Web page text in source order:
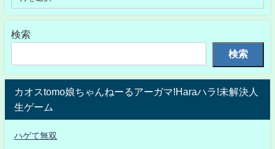
検索
検索
カオスtomo娘ちゃんねーるアーガマ!Haraハラ!未解決人
生ゲーム
ハゲて無双